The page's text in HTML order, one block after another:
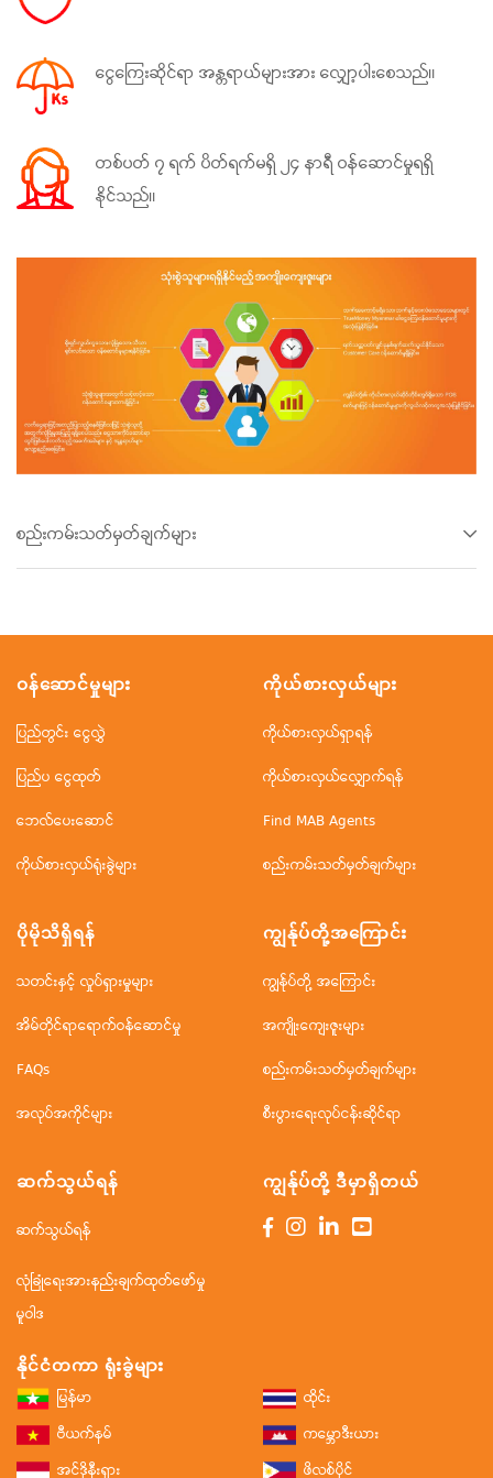
ငွေ‌ကြေးဆိုင်ရာ အန္တရာယ်များအား လျှော့ပါးစေသည်။
တစ်ပတ် ၇ ရက် ပိတ်ရက်မရှိ ၂၄ နာရီ ဝန်ဆောင်မှုရရှိ
နိုင်သည်။
စည်းကမ်းသတ်မှတ်ချက်များ
ဝန်ဆောင်မှုများ
ပြည်တွင်း ငွေလွှဲ
ပြည်ပ ငွေထုတ်
ဘေလ်ပေးဆောင်
ကိုယ်စားလှယ်ရုံးခွဲများ
ကိုယ်စားလှယ်များ
ကိုယ်စားလှယ်ရှာရန်
ကိုယ်စားလှယ်လျှောက်ရန်
Find MAB Agents
စည်းကမ်းသတ်မှတ်ချက်များ
ပိုမိုသိရှိရန်
သတင်းနှင့် လှုပ်ရှားမှုများ
အိမ်တိုင်ရာရောက်ဝန်ဆောင်မှု
FAQs
အလုပ်အကိုင်များ
ကျွန်ုပ်တို့အ‌ကြောင်း
ကျွန်ုပ်တို့ အကြောင်း
အကျိုးကျေးဇူးများ
စည်းကမ်းသတ်မှတ်ချက်များ
စီးပွားရေးလုပ်ငန်းဆိုင်ရာ
ဆက်သွယ်ရန်
ဆက်သွယ်ရန်
လုံခြုံရေးအားနည်းချက်ထုတ်ဖော်မှု
မူဝါဒ
ကျွန်ုပ်တို့ ဒီမှာရှိတယ်
နိုင်ငံတကာ ရုံးခွဲများ
မြန်မာ
ထိုင်း
ဗီယက်နမ်
ကမ္ဘောဒီးယား
အင်ဒိုနီးရှား
ဖိလစ်ပိုင်